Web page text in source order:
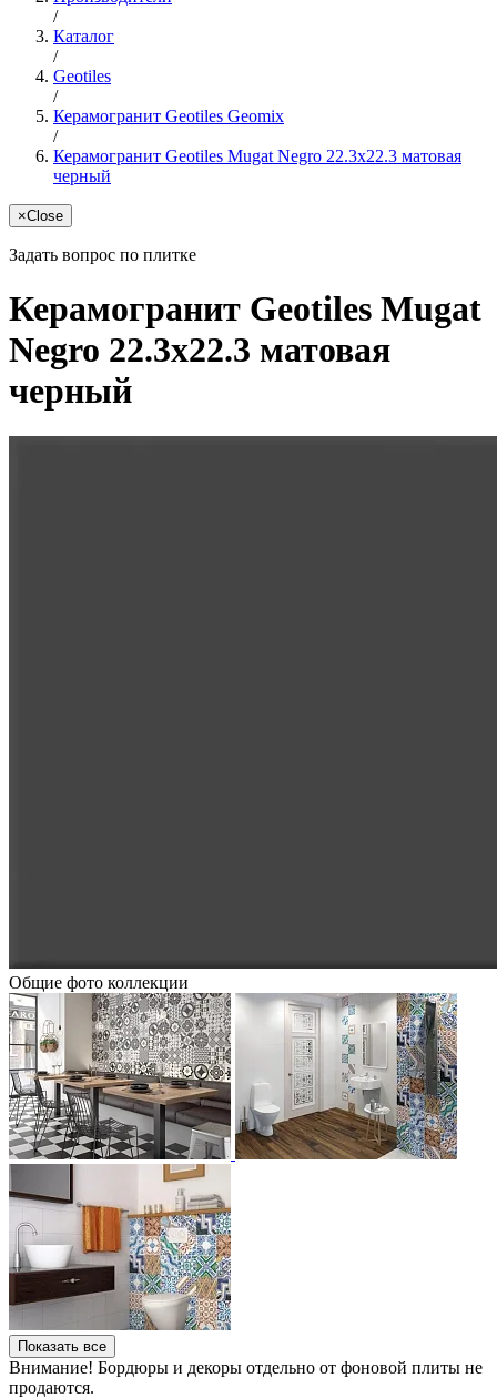
/
Каталог
/
Geotiles
/
Керамогранит Geotiles Geomix
/
Керамогранит Geotiles Mugat Negro 22.3x22.3 матовая
черный
×Close
Задать вопрос по плитке
Керамогранит Geotiles Mugat
Negro 22.3x22.3 матовая
черный
Общие фото коллекции
Показать все
Внимание! Бордюры и декоры отдельно от фоновой плиты не
продаются.